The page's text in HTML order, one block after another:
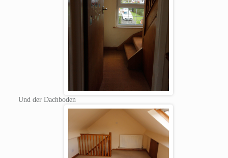
Und der Dachboden